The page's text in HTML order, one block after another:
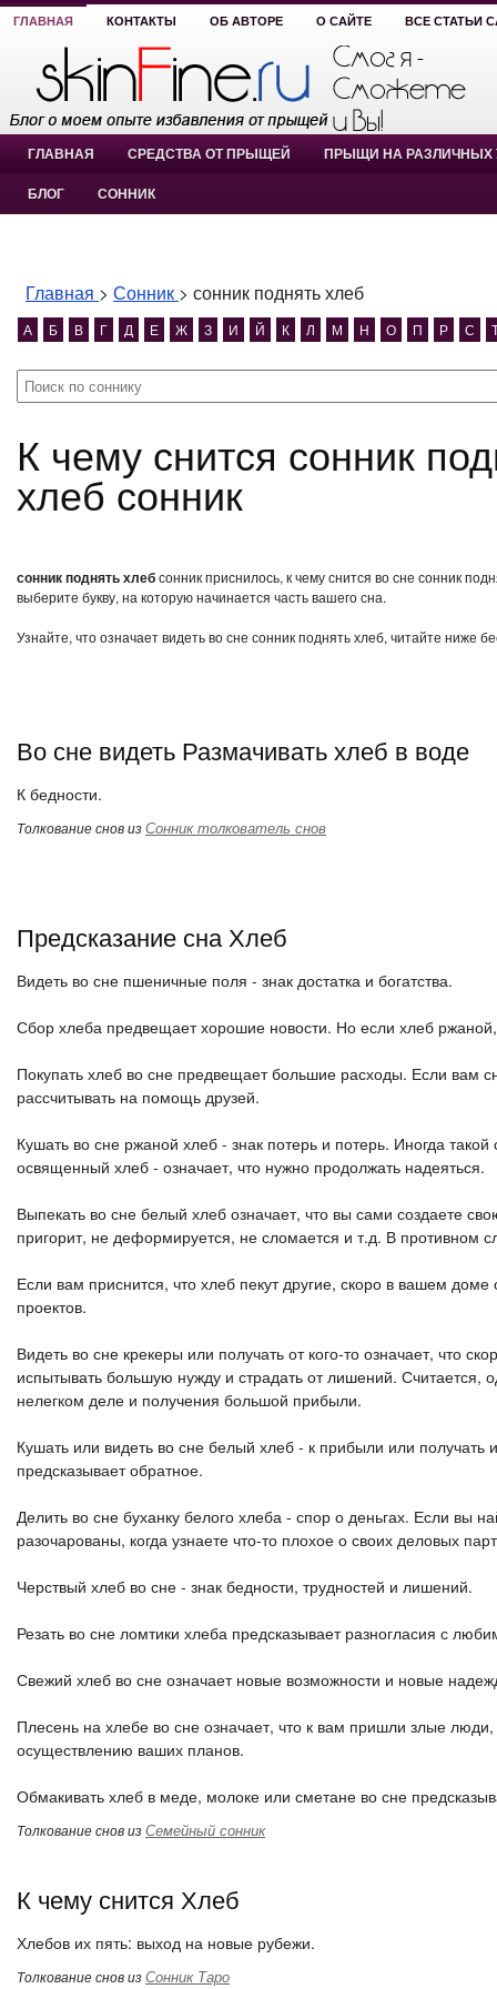
ГЛАВНАЯ КОНТАКТЫ ОБ АВТОРЕ О САЙТЕ ВСЕ СТАТЬИ
ГЛАВНАЯ СРЕДСТВА ОТ ПРЫЩЕЙ ПРЫЩИ НА РАЗЛИЧНЫХ
БЛОГ СОННИК
Главная > Сонник > сонник поднять хлеб
А Б В Г Д Е Ж З И Й К Л М Н О П Р С
К чему снится сонник поднять хлеб? сонник поднять
хлеб сонник
сонник поднять хлебсонник приснилось, к чему снится во сне сонник
выберите букву, на которую начинается часть вашего сна.
Узнайте, что означает видеть во сне сонник поднять хлеб, читайте ниже
Во сне видеть Размачивать хлеб в воде
К бедности.
Толкование снов изСонник толкователь снов
Предсказание сна Хлеб
Видеть во сне пшеничные поля - знак достатка и богатства.
Сбор хлеба предвещает хорошие новости. Но если хлеб
Покупать хлеб во сне предвещает большие расходы. Если вам
рассчитывать на помощь друзей.
Кушать во сне ржаной хлеб - знак потерь и потерь. Иногда
освященный хлеб - означает, что нужно продолжать надеяться.
Выпекать во сне белый хлеб означает, что вы сами создаете
пригорит, не деформируется, не сломается и т.д. В противном
Если вам приснится, что хлеб пекут другие, скоро в вашем
проектов.
Видеть во сне крекеры или получать от кого-то означает, что
испытывать большую нужду и страдать от лишений. Считается,
нелегком деле и получения большой прибыли.
Кушать или видеть во сне белый хлеб - к прибыли или
предсказывает обратное.
Делить во сне буханку белого хлеба - спор о деньгах. Если вы
разочарованы, когда узнаете что-то плохое о своих деловых
Черствый хлеб во сне - знак бедности, трудностей и лишений.
Резать во сне ломтики хлеба предсказывает разногласия с
Свежий хлеб во сне означает новые возможности и новые
Плесень на хлебе во сне означает, что к вам пришли злые
осуществлению ваших планов.
Обмакивать хлеб в меде, молоке или сметане во сне
Толкование снов изСемейный сонник
К чему снится Хлеб
Хлебов их пять: выход на новые рубежи.
Толкование снов изСонник Таро